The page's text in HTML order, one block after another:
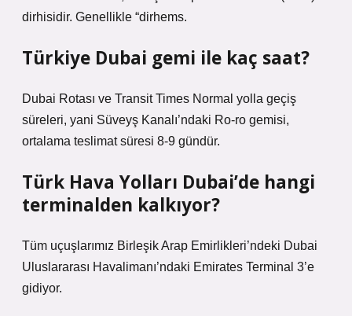
dirhisidir. Genellikle “dirhems.
Türkiye Dubai gemi ile kaç saat?
Dubai Rotası ve Transit Times Normal yolla geçiş
süreleri, yani Süveyş Kanalı’ndaki Ro-ro gemisi,
ortalama teslimat süresi 8-9 gündür.
Türk Hava Yolları Dubai’de hangi
terminalden kalkıyor?
Tüm uçuşlarımız Birleşik Arap Emirlikleri’ndeki Dubai
Uluslararası Havalimanı’ndaki Emirates Terminal 3’e
gidiyor.